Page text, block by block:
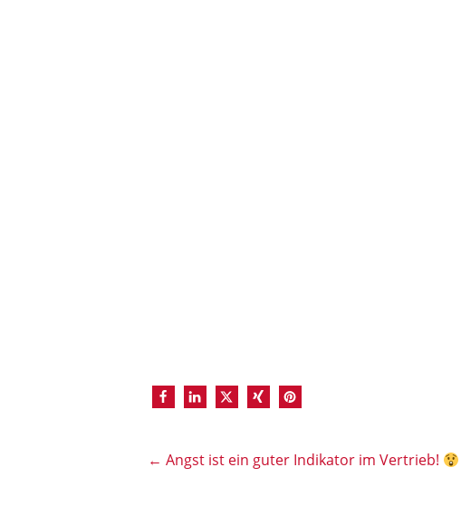
← Angst ist ein guter Indikator im Vertrieb!